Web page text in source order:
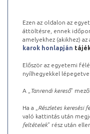
Ezen az oldalon az
áttöltésre, ennek
amelyekhez (akikhez)
karok honlapján
Először az egyetemi
nyílhegyekkel
A „ Tanrendi kereső”
Ha a „ Részletes keresési
való kattintás után
feltételek” rész után